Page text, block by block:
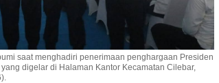
saat menghadiri penerimaan penghargaan Presiden
digelar di Halaman Kantor Kecamatan Cilebar,